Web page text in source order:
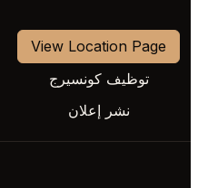
View Location Page
توظيف كونسيرج
نشر إعلان